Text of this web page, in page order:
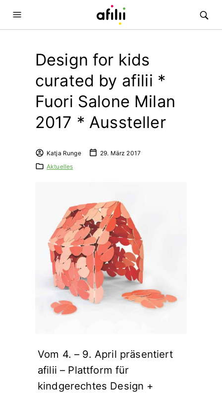
Design for kids
curated by afilii *
Fuori Salone Milan
2017 * Aussteller
Katja Runge
29. März 2017
Aktuelles
Vom 4. – 9. April präsentiert
afilii – Plattform für
kindgerechtes Design +